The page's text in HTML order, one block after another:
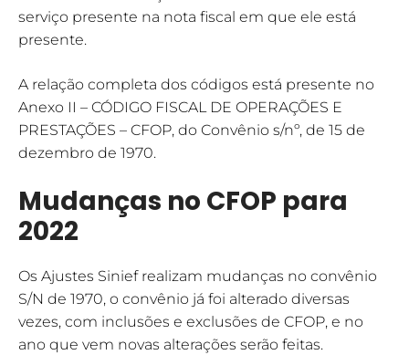
serviço presente na nota fiscal em que ele está
presente.
A relação completa dos códigos está presente no
Anexo II – CÓDIGO FISCAL DE OPERAÇÕES E
PRESTAÇÕES – CFOP, do Convênio s/nº, de 15 de
dezembro de 1970.
Mudanças no CFOP para
2022
Os Ajustes Sinief realizam mudanças no convênio
S/N de 1970, o convênio já foi alterado diversas
vezes, com inclusões e exclusões de CFOP, e no
ano que vem novas alterações serão feitas.